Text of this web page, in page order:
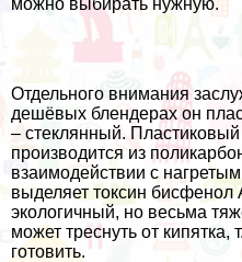
можно выбирать нужную.
Отдельного внимания
дешёвых блендерах он
– стеклянный. Пластиковый
производится из
взаимодействии с
выделяет токсин
экологичный, но весьма
может треснуть от
готовить.